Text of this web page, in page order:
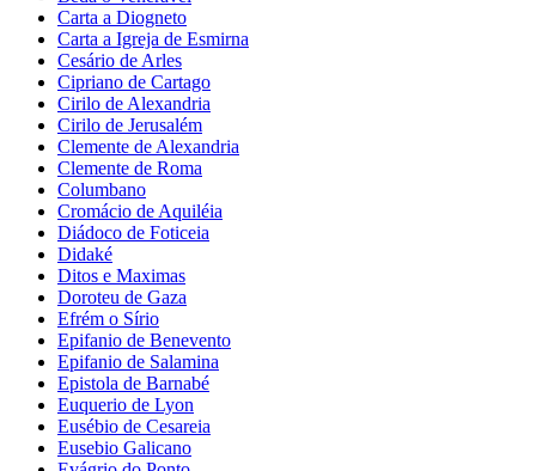
Carta a Diogneto
Carta a Igreja de Esmirna
Cesário de Arles
Cipriano de Cartago
Cirilo de Alexandria
Cirilo de Jerusalém
Clemente de Alexandria
Clemente de Roma
Columbano
Cromácio de Aquiléia
Diádoco de Foticeia
Didaké
Ditos e Maximas
Doroteu de Gaza
Efrém o Sírio
Epifanio de Benevento
Epifanio de Salamina
Epistola de Barnabé
Euquerio de Lyon
Eusébio de Cesareia
Eusebio Galicano